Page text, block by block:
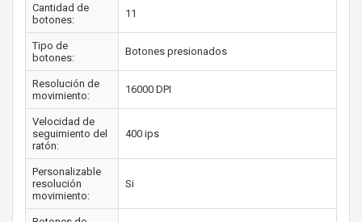
Cantidad de
botones:
11
Tipo de
botones:
Botones presionados
Resolución de
movimiento:
16000 DPI
Velocidad de
seguimiento del
ratón:
400 ips
Personalizable
resolución
movimiento:
Si